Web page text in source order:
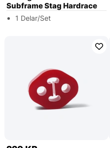
Subframe Stag Hardrace
1 Delar/Set